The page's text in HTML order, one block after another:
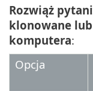
Rozwiąż
klonowane
komputera:
Opcja